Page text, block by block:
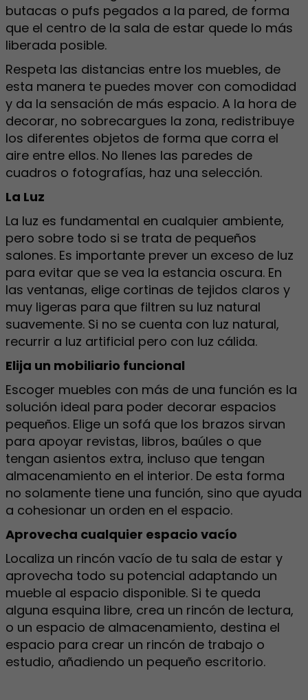
butacas o pufs pegados a la pared, de forma
que el centro de la sala de estar quede lo más
liberada posible.
Respeta las distancias entre los muebles, de
esta manera te puedes mover con comodidad
y da la sensación de más espacio. A la hora de
decorar, no sobrecargues la zona, redistribuye
los diferentes objetos de forma que corra el
aire entre ellos. No llenes las paredes de
cuadros o fotografías, haz una selección.
La Luz
La luz es fundamental en cualquier ambiente,
pero sobre todo si se trata de pequeños
salones. Es importante prever un exceso de luz
para evitar que se vea la estancia oscura. En
las ventanas, elige cortinas de tejidos claros y
muy ligeras para que filtren su luz natural
suavemente. Si no se cuenta con luz natural,
recurrir a luz artificial pero con luz cálida.
Elija un mobiliario funcional
Escoger muebles con más de una función es la
solución ideal para poder decorar espacios
pequeños. Elige un sofá que los brazos sirvan
para apoyar revistas, libros, baúles o que
tengan asientos extra, incluso que tengan
almacenamiento en el interior. De esta forma
no solamente tiene una función, sino que ayuda
a cohesionar un orden en el espacio.
Aprovecha cualquier espacio vacío
Localiza un rincón vacío de tu sala de estar y
aprovecha todo su potencial adaptando un
mueble al espacio disponible. Si te queda
alguna esquina libre, crea un rincón de lectura,
o un espacio de almacenamiento, destina el
espacio para crear un rincón de trabajo o
estudio, añadiendo un pequeño escritorio.